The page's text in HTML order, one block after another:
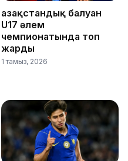
Қазақстандық балуан
U17 әлем
чемпионатында топ
жарды
1 тамыз, 2026